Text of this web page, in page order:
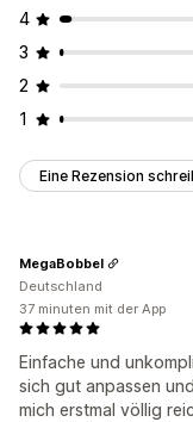
4
3
2
1
Eine Rezension
Einfache und
sich gut anpassen
mich erstmal völlig
MegaBobbel
Deutschland
37 minuten mit der App